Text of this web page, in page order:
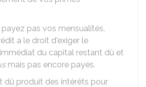
pas vos mensualités,
a le droit d'exiger le
du capital restant dû et
mais pas encore payés.
dû produit des intérêts pour